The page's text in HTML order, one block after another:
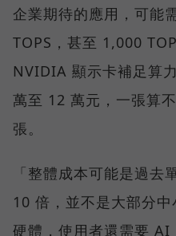
企業期待的應用，可能
TOPS，甚至 1,000
NVIDIA 顯示卡補足算
萬至 12 萬元，一張算
張。
「整體成本可能是過
10 倍，並不是大部分
硬體，使用者還需要